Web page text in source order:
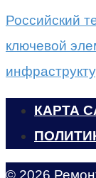
Российский
ключевой
КАРТА